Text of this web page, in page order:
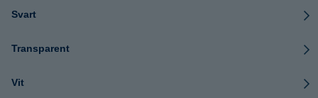
Svart
Transparent
Vit